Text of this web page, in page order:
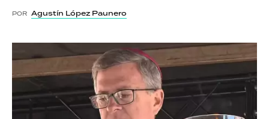
POR Agustín López Paunero